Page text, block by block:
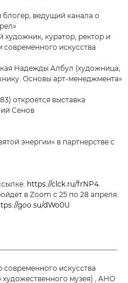
ведущий канала о
куратор, ректор и
искусства
Надежды Албул (художница,
Основы арт-менеджмента»
откроется выставка
Сенов
энергии» в партнерстве с
https://clck.ru/frNP4.
в Zoom с 25 по 28 апреля.
goo.su/dWo0U
искусства
музея) , АНО